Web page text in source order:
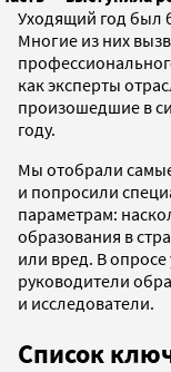
Уходящий год был
Многие из них
как эксперты
произошедшие в
году.
Мы отобрали
и попросили
параметрам:
образования в
или вред. В опросе
руководители
и исследователи.
Список